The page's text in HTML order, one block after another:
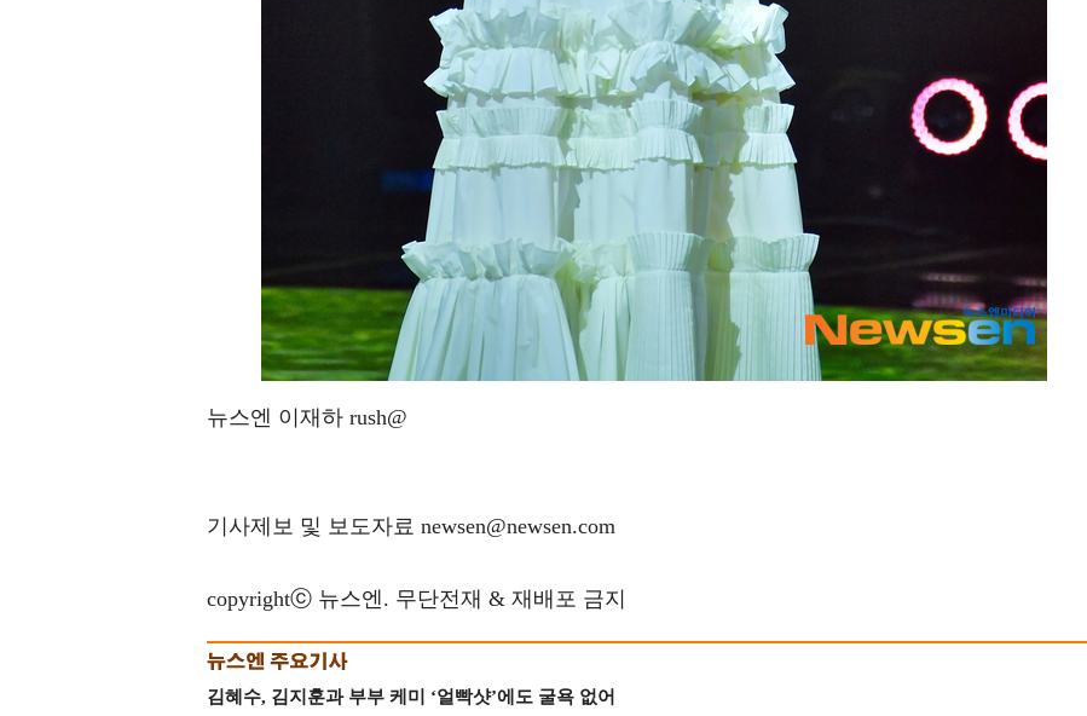
뉴스엔 이재하 rush@
기사제보 및 보도자료 newsen@newsen.com
copyrightⓒ 뉴스엔. 무단전재 & 재배포 금지
김혜수, 김지훈과 부부 케미 ‘얼빡샷’에도 굴욕 없어